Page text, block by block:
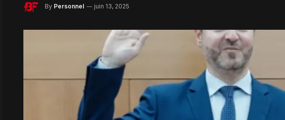
By Personnel juin 13, 2025